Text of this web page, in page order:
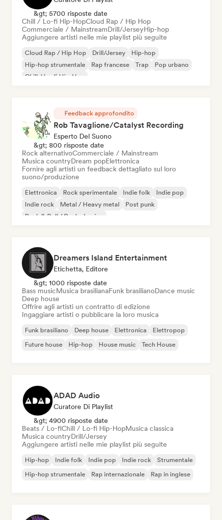
&gt; 5700 risposte date
Chill / Lo-fi Hip-HopCloud Rap / Hip Hop
Commerciale / MainstreamDrill/JerseyHip-hop
Aggiungere artisti nelle mie playlist più seguite
Cloud Rap / Hip Hop Drill/Jersey
Hip-hop
Hip-hop strumentale
Rap francese Trap
Pop urbano
Chill / Lo-fi Hip-Hop
Feedback approfondito
Rob Tavaglione/Catalyst Recording
Esperto Del Suono
&gt; 800 risposte date
Rock alternativoCommerciale / Mainstream
Musica countryDream popElettronica
Fornire agli artisti un feedback dettagliato sul loro
suono/produzione
Elettronica Rock sperimentale Indie folk
Indie pop
Indie rock
Metal / Heavy metal
Post punk
Rock & Roll / Rock classico
Dreamers Island Entertainment
Etichetta, Editore
&gt; 1000 risposte date
Bass musicMusica brasilianaFunk brasilianoDance music
Deep house
Offrire agli artisti un contratto di edizione
Ingaggiare artisti o pubblicare la loro musica
Funk brasiliano Deep house Elettronica
Elettropop
Future house
Hip-hop House music Tech House
ADAD Audio
Curatore Di Playlist
&gt; 4900 risposte date
Beats / Lo-fiChill / Lo-fi Hip-HopMusica classica
Musica countryDrill/Jersey
Aggiungere artisti nelle mie playlist più seguite
Hip-hop Indie folk Indie pop Indie rock
Strumentale
Hip-hop strumentale
Rap internazionale Rap in inglese